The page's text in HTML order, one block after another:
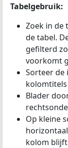
Tabelgebruik:
Zoek in de
de tabel.
gefilterd
voorkomt
Sorteer de
Blader
Op kleine
kolom blijft